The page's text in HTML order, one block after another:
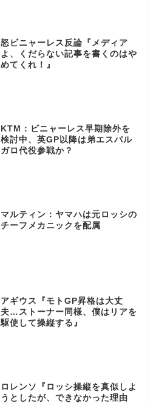
怒ビニャーレス反論『メディア
よ、くだらない記事を書くのはや
めてくれ！』
KTM：ビニャーレス早期除外を
検討中、英GP以降は弟エスパル
ガロ代役参戦か？
マルティン：ヤマハは元ロッシの
チーフメカニックを配属
アギウス『モトGP昇格は大丈
夫…ストーナー同様、僕はリアを
駆使して操縦する』
ロレンソ『ロッシ操縦を真似しよ
うとしたが、できなかった理由